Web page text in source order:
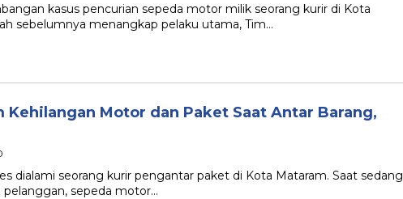
kasus pencurian sepeda motor milik seorang kurir di Kota
sebelumnya menangkap pelaku utama, Tim…
Kehilangan Motor dan Paket Saat Antar Barang,
dialami seorang kurir pengantar paket di Kota Mataram. Saat sedang
sepeda motor…